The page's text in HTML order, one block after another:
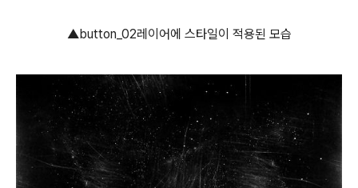
▲button_02레이어에 스타일이 적용된 모습